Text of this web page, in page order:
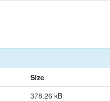
Size
378.26 kB